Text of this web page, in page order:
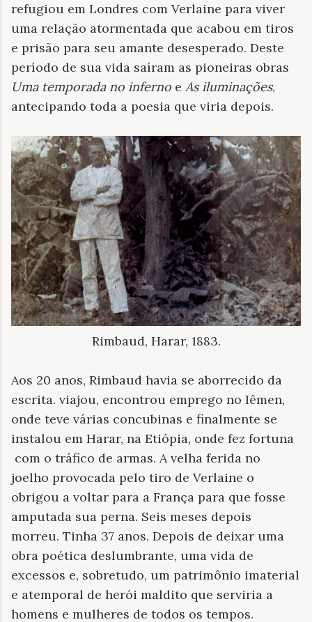
refugiou em Londres com Verlaine para viver
uma relação atormentada que acabou em tiros
e prisão para seu amante desesperado. Deste
período de sua vida saíram as pioneiras obras
Uma temporada no inferno e As iluminações,
antecipando toda a poesia que viria depois.
Rimbaud, Harar, 1883.
Aos 20 anos, Rimbaud havia se aborrecido da
escrita. viajou, encontrou emprego no Iêmen,
onde teve várias concubinas e finalmente se
instalou em Harar, na Etiópia, onde fez fortuna
com o tráfico de armas. A velha ferida no
joelho provocada pelo tiro de Verlaine o
obrigou a voltar para a França para que fosse
amputada sua perna. Seis meses depois
morreu. Tinha 37 anos. Depois de deixar uma
obra poética deslumbrante, uma vida de
excessos e, sobretudo, um patrimônio imaterial
e atemporal de herói maldito que serviria a
homens e mulheres de todos os tempos.